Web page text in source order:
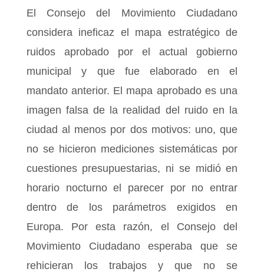
El Consejo del Movimiento Ciudadano
considera ineficaz el mapa estratégico de
ruidos aprobado por el actual gobierno
municipal y que fue elaborado en el
mandato anterior. El mapa aprobado es una
imagen falsa de la realidad del ruido en la
ciudad al menos por dos motivos: uno, que
no se hicieron mediciones sistemáticas por
cuestiones presupuestarias, ni se midió en
horario nocturno el parecer por no entrar
dentro de los parámetros exigidos en
Europa. Por esta razón, el Consejo del
Movimiento Ciudadano esperaba que se
rehicieran los trabajos y que no se